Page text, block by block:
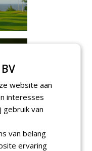
website aan
interesses
gebruik van
van belang
ervaring